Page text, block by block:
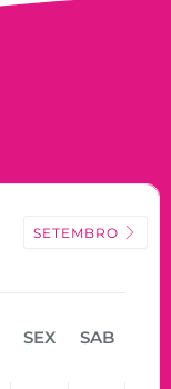
SETEMBRO
SEX SAB